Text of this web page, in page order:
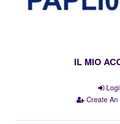
IL MIO
Create An